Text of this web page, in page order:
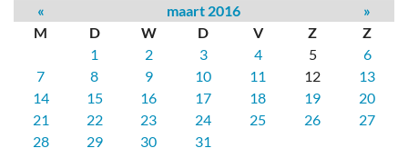
« maart 2016
»
M
D W D V Z
Z
1
2 3 4 5
6
7
8 9 10 11 12
13
14
15 16 17 18 19
20
21
22 23 24 25 26
27
28
29 30 31